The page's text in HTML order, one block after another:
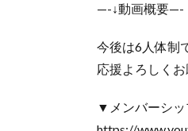
—-↓動画概要—-
今後は6人体制
応援よろしくお
▼メンバーシッ